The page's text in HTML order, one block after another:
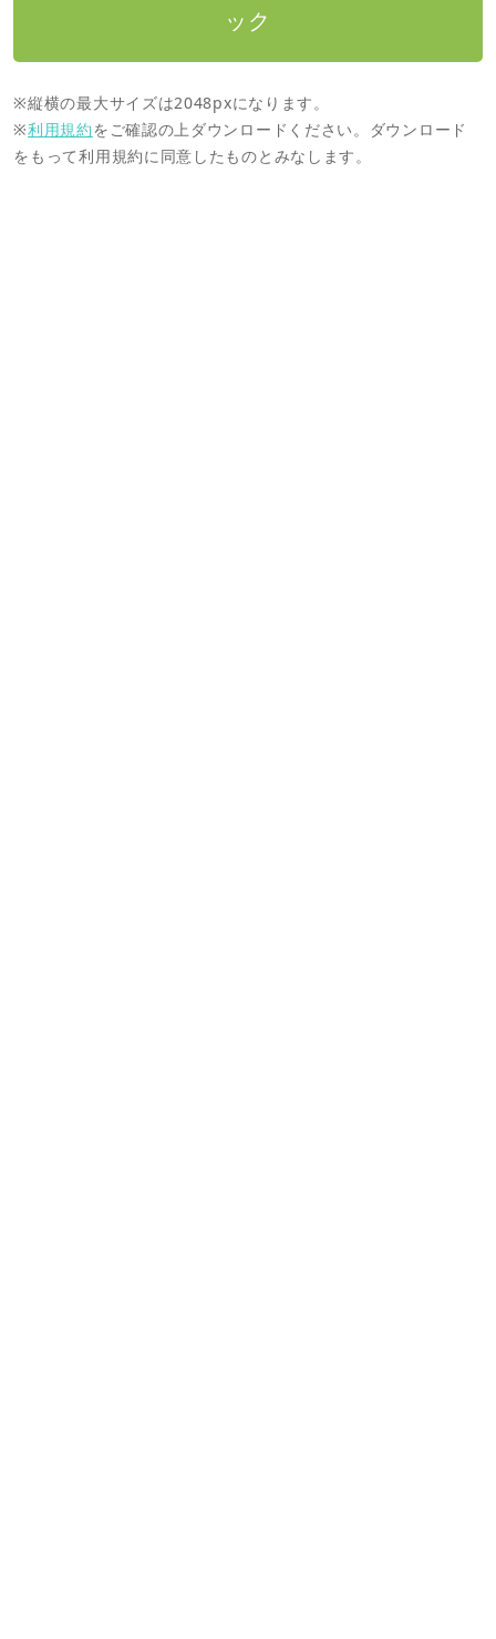
ック
※縦横の最大サイズは2048pxになります。
※利用規約をご確認の上ダウンロードください。ダウンロード
をもって利用規約に同意したものとみなします。